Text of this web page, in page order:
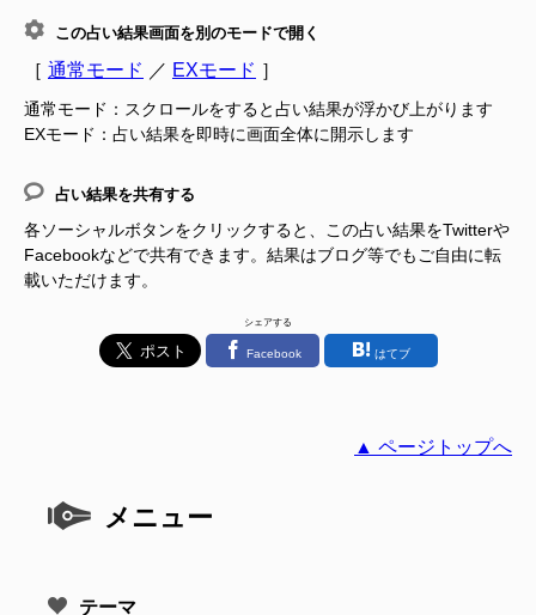
この占い結果画面を別のモードで開く
［ 通常モード ／ EXモード ］
通常モード：スクロールをすると占い結果が浮かび上がります
EXモード：占い結果を即時に画面全体に開示します
占い結果を共有する
各ソーシャルボタンをクリックすると、この占い結果をTwitterや
Facebookなどで共有できます。結果はブログ等でもご自由に転
載いただけます。
シェアする
Facebook はてブ
▲ ページトップへ
メニュー
テーマ